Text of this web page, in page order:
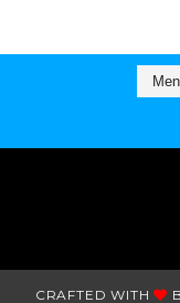
CRAFTED WITH